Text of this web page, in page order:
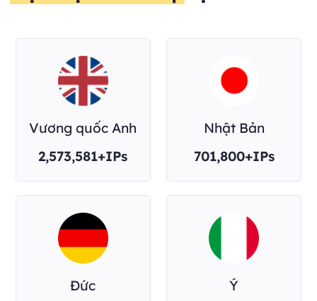
Vương quốc Anh
2,573,581+IPs
Nhật Bản
701,800+IPs
Đức
Ý